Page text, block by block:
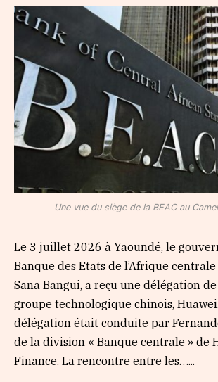
Une vue du siège de la BEAC au
Le 3 juillet 2026 à Yaoundé, le
Banque des Etats de l’Afrique centrale
Sana Bangui, a reçu une délégation
groupe technologique chinois,
délégation était conduite par
de la division « Banque centrale » de
Finance. La rencontre entre les…...